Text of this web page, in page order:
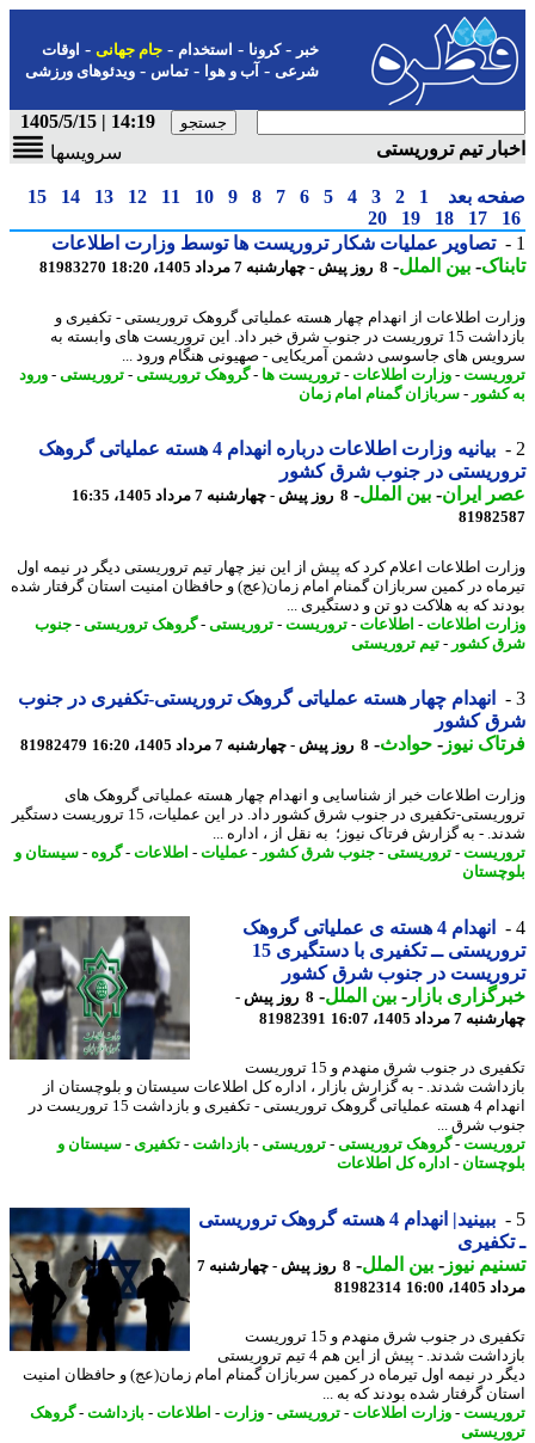
-کرونا-استخدام- جام جهانی-اوقات
شرعی-آب و هوا-تماس-ویدئوهای ورزشی
14:19 | 1405/5/15
تیم تروریستی
سرویسها
بعد 1
2
3
4
5
6
7
8
9
10
11
12
13
14
15
17
18
19
20
تصاویر عملیات شکار تروریست ها توسط وزارت اطلاعات
-بین الملل-8 روز پیش - چهارشنبه 7 مرداد 1405، 18:20 81983270
اطلاعات از انهدام چهار هسته عملیاتی گروهک تروریستی - تکفیری و
بازداشت 15 تروریست در جنوب شرق خبر داد. این تروریست های وابسته به
های جاسوسی دشمن آمریکایی - صهیونی هنگام ورود ...
-وزارت اطلاعات-تروریست ها- گروهک تروریستی-تروریستی-ورود
-سربازان گمنام امام زمان
بیانیه وزارت اطلاعات درباره انهدام 4 هسته عملیاتی گروهک
در جنوب شرق کشور
ایران- بین الملل-8 روز پیش - چهارشنبه 7 مرداد 1405، 16:35
اطلاعات اعلام کرد که پیش از این نیز چهار تیم تروریستی دیگر در نیمه اول
در کمین سربازان گمنام امام زمان(عج) و حافظان امنیت استان گرفتار شده
که به هلاکت دو تن و دستگیری ...
اطلاعات-اطلاعات-تروریست-تروریستی-گروهک تروریستی-جنوب
کشور-تیم تروریستی
انهدام چهار هسته عملیاتی گروهک تروریستی-تکفیری در جنوب
کشور
نیوز-حوادث -8 روز پیش - چهارشنبه 7 مرداد 1405، 16:20 81982479
اطلاعات خبر از شناسایی و انهدام چهار هسته عملیاتی گروهک های
تروریستی-تکفیری در جنوب شرق کشور داد. در این عملیات، 15 تروریست دستگیر
- به گزارش فرتاک نیوز؛ به نقل از ، اداره ...
-تروریستی-جنوب شرق کشور-عملیات-اطلاعات-گروه- سیستان و
انهدام 4 هسته ی عملیاتی گروهک
تروریستی ــ تکفیری با دستگیری 15
در جنوب شرق کشور
بازار- بین الملل-
8 روز پیش -
مرداد 1405، 16:07
81982391
تکفیری در جنوب شرق منهدم و 15 تروریست
شدند. - به گزارش بازار ، اداره کل اطلاعات سیستان و بلوچستان از
انهدام 4 هسته عملیاتی گروهک تروریستی - تکفیری و بازداشت 15 تروریست در
شرق ...
-گروهک تروریستی-تروریستی-بازداشت -تکفیری- سیستان و
-اداره کل اطلاعات
ببینید| انهدام 4 هسته گروهک تروریستی
نیوز-بین الملل-
8 روز پیش - چهارشنبه 7
16:00
81982314
تکفیری در جنوب شرق منهدم و 15 تروریست
بازداشت شدند. - پیش از این هم 4 تیم تروریستی
در نیمه اول تیرماه در کمین سربازان گمنام امام زمان(عج) و حافظان امنیت
گرفتار شده بودند که به ...
-وزارت اطلاعات-تروریستی-وزارت - اطلاعات-بازداشت -گروهک